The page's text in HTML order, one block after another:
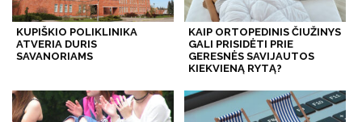
KUPIŠKIO POLIKLINIKA
ATVERIA DURIS
SAVANORIAMS
KAIP ORTOPEDINIS ČIUŽINYS
GALI PRISIDĖTI PRIE
GERESNĖS SAVIJAUTOS
KIEKVIENĄ RYTĄ?